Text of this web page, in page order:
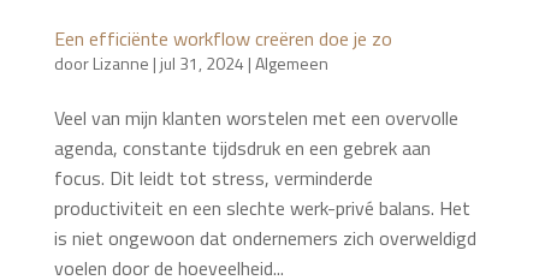
Een efficiënte workflow creëren doe je zo
doorLizanne | jul 31, 2024 |Algemeen
Veel van mijn klanten worstelen met een overvolle
agenda, constante tijdsdruk en een gebrek aan
focus. Dit leidt tot stress, verminderde
productiviteit en een slechte werk-privé balans. Het
is niet ongewoon dat ondernemers zich overweldigd
voelen door de hoeveelheid...